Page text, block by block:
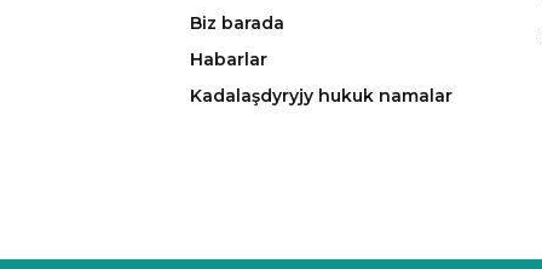
Biz barada
Habarlar
Kadalaşdyryjy hukuk namalar